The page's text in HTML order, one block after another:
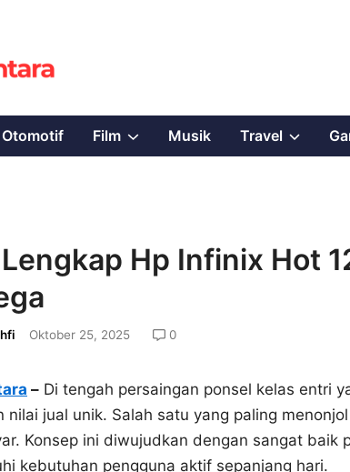
Otomotif Film ShowMusik Travel Show
Hp Infinix Hot
Oktober 25, 2025 0
– Di tengah persaingan ponsel kelas entri
nilai jual unik. Salah satu yang paling
Konsep ini diwujudkan dengan sangat baik
kebutuhan pengguna aktif sepanjang hari.